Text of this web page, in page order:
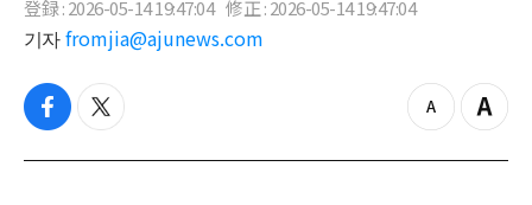
登録 : 2026-05-14 19:47:04 修正 : 2026-05-14 19:47:04
기자 fromjia@ajunews.com
f
c
t
i
z
o
Z
o